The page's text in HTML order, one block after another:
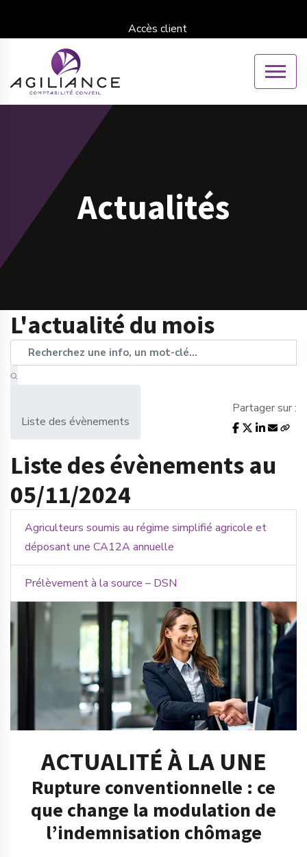
Accès client
Actualités
L'actualité du mois
Liste des évènements
Partager sur :
Liste des évènements au
05/11/2024
Agriculteurs soumis au régime simplifié agricole et
déposant une CA12A annuelle
Prélèvement à la source – DSN
ACTUALITÉ À LA UNE
Rupture conventionnelle : ce
que change la modulation de
l’indemnisation chômage